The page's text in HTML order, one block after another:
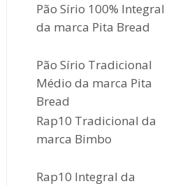
Pão Sírio 100% Integral
da marca Pita Bread
Pão Sírio Tradicional
Médio da marca Pita
Bread
Rap10 Tradicional da
marca Bimbo
Rap10 Integral da